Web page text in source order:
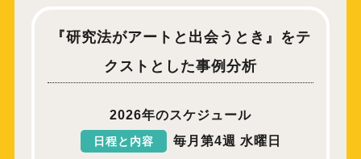
『研究法がアートと出会うとき』をテ
クストとした事例分析
2026年のスケジュール
日程と内容
毎月第4週 水曜日